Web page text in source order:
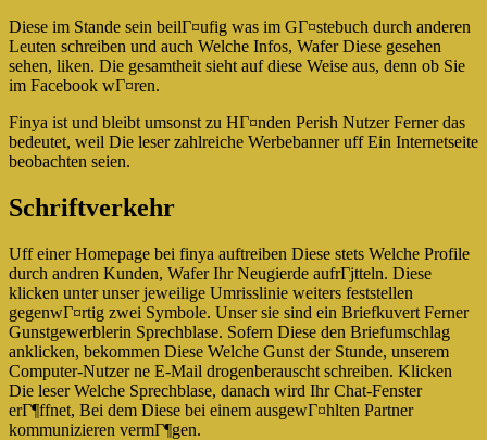
Diese im Stande sein beilГ¤ufig was im GГ¤stebuch durch anderen
Leuten schreiben und auch Welche Infos, Wafer Diese gesehen
sehen, liken. Die gesamtheit sieht auf diese Weise aus, denn ob Sie
im Facebook wГ¤ren.
Finya ist und bleibt umsonst zu HГ¤nden Perish Nutzer Ferner das
bedeutet, weil Die leser zahlreiche Werbebanner uff Ein Internetseite
beobachten seien.
Schriftverkehr
Uff einer Homepage bei finya auftreiben Diese stets Welche Profile
durch andren Kunden, Wafer Ihr Neugierde aufrГјtteln. Diese
klicken unter unser jeweilige Umrisslinie weiters feststellen
gegenwГ¤rtig zwei Symbole. Unser sie sind ein Briefkuvert Ferner
Gunstgewerblerin Sprechblase. Sofern Diese den Briefumschlag
anklicken, bekommen Diese Welche Gunst der Stunde, unserem
Computer-Nutzer ne E-Mail drogenberauscht schreiben. Klicken
Die leser Welche Sprechblase, danach wird Ihr Chat-Fenster
erГ¶ffnet, Bei dem Diese bei einem ausgewГ¤hlten Partner
kommunizieren vermГ¶gen.